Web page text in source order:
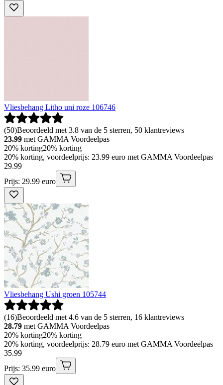
Vliesbehang Litho uni roze 106746
(50)Beoordeeld met 3.8 van de 5 sterren, 50 klantreviews
23.99 met GAMMA Voordeelpas
20% korting20% korting
20% korting, voordeelprijs: 23.99 euro met GAMMA Voordeelpas
29.99
Prijs: 29.99 euro
Vliesbehang Ushi groen 105744
(16)Beoordeeld met 4.6 van de 5 sterren, 16 klantreviews
28.79 met GAMMA Voordeelpas
20% korting20% korting
20% korting, voordeelprijs: 28.79 euro met GAMMA Voordeelpas
35.99
Prijs: 35.99 euro